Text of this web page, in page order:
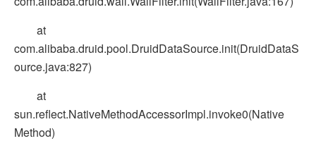
at
com.alibaba.druid.pool.DruidDataSource.init(DruidDataS
ource.java:827)
at
sun.reflect.NativeMethodAccessorImpl.invoke0(Native
Method)